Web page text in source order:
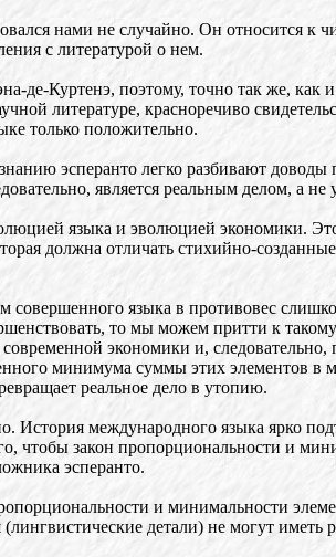
нами не случайно. Он относится
с литературой о нем.
де-Куртенэ, поэтому, точно так же,
литературе, красноречиво
только положительно.
эсперанто легко разбивают
является реальным делом, а
языка и эволюцией экономики.
должна отличать стихийно-
совершенного языка в противовес
то мы можем притти к
экономики и,
минимума суммы этих элементов
реальное дело в утопию.
История международного языка ярко
чтобы закон пропорциональности и
эсперанто.
и минимальности
детали) не могут